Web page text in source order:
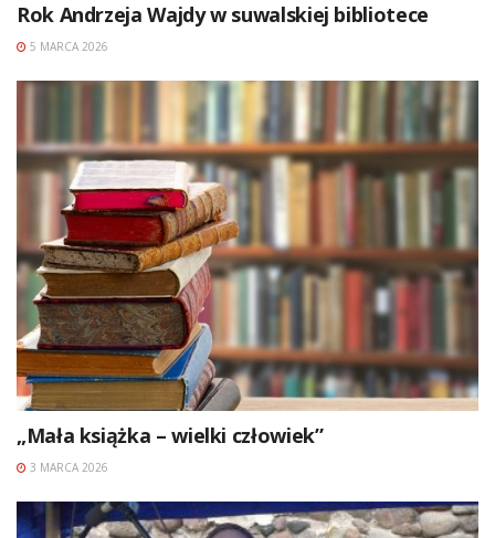
Rok Andrzeja Wajdy w suwalskiej bibliotece
5 MARCA 2026
„Mała książka – wielki człowiek”
3 MARCA 2026